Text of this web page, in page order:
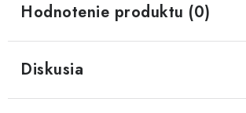
Hodnotenie produktu (0)
Diskusia